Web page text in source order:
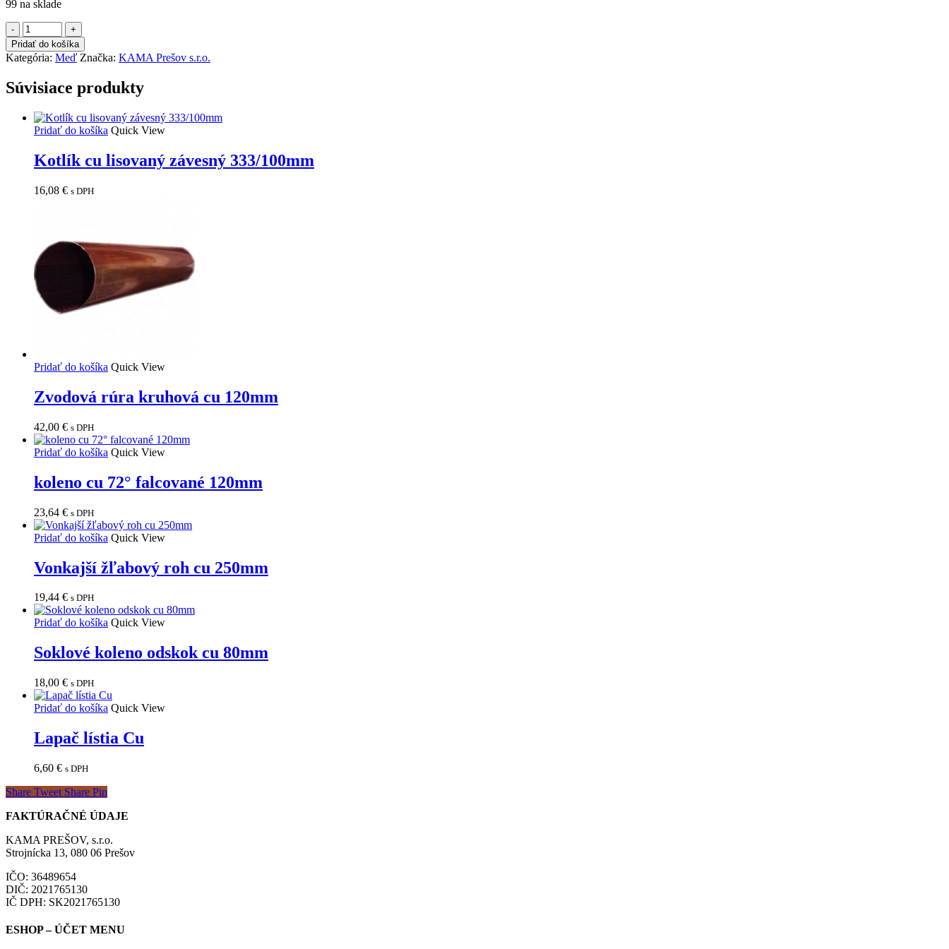
99 na sklade
množstvo
Zachytavač
vody
cu
120mm
Pridať do košíka
Kategória: Meď Značka: KAMA Prešov s.r.o.
Súvisiace produkty
Pridať do košíka Quick View
Kotlík cu lisovaný závesný 333/100mm
16,08 € s DPH
Pridať do košíka Quick View
Zvodová rúra kruhová cu 120mm
42,00 € s DPH
Pridať do košíka Quick View
koleno cu 72° falcované 120mm
23,64 € s DPH
Pridať do košíka Quick View
Vonkajší žľabový roh cu 250mm
19,44 € s DPH
Pridať do košíka Quick View
Soklové koleno odskok cu 80mm
18,00 € s DPH
Pridať do košíka Quick View
Lapač lístia Cu
6,60 € s DPH
Share Tweet Share Pin
FAKTÚRAČNÉ ÚDAJE
KAMA PREŠOV, s.r.o.
Strojnícka 13, 080 06 Prešov
IČO: 36489654
DIČ: 2021765130
IČ DPH: SK2021765130
ESHOP – ÚČET MENU